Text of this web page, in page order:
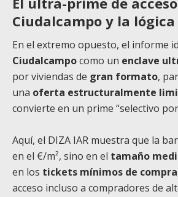
Ciudalcampo y la
En el extremo opuesto, el informe
Ciudalcampocomo un enclave
por viviendas de gran formato,
una oferta estructuralmente
convierte en un prime “selectivo
Aquí, el DIZA IAR muestra que la
en el €/m², sino en el tamaño
en los tickets mínimos de compra
acceso incluso a compradores de